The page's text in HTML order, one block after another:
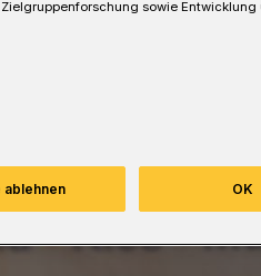
sowie Entwicklung
ablehnen OK